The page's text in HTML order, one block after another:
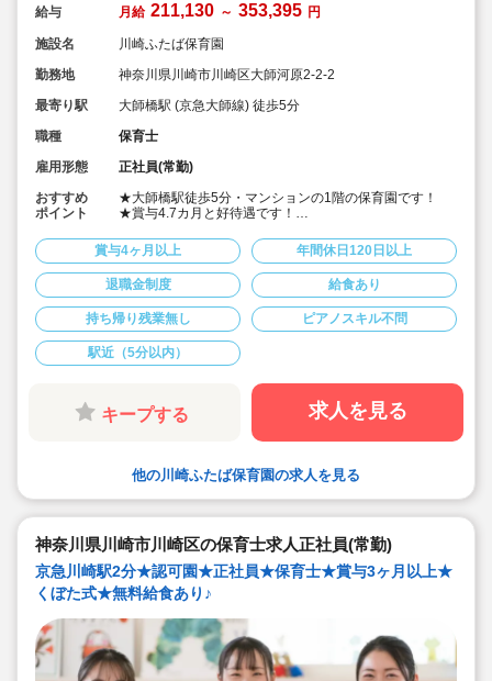
給与 月給 211,130 ～ 353,395 円
施設名
川崎ふたば保育園
勤務地
神奈川県川崎市川崎区大師河原2-2-2
最寄り駅
大師橋駅 (京急大師線) 徒歩5分
職種
保育士
雇用形態
正社員(常勤)
おすすめ
ポイント
★大師橋駅徒歩5分・マンションの1階の保育園です！
★賞与4.7カ月と好待遇です！
★通勤が便利な駅近くのアクセスです。
★宿舎借り上げ制度は川崎市の自治体の規定通りです！
同棲可、名義変更可、名義変更の物件からの交通費も出
ます！
★退職金制度あり※私学共済に加入できます！
★姉妹園の幼稚園と隣接、幼児は一緒に幼稚園で学びま
す！（9～14時）
★明るく楽しく元気に保育に取り組んでくださる方歓迎
です
賞与4ヶ月以上 年間休日120日以上
退職金制度 給食あり
持ち帰り残業無し ピアノスキル不問
駅近（5分以内）
キープする 求人を見る
他の川崎ふたば保育園の求人を見る
神奈川県川崎市川崎区の保育士求人正社員(常勤)
京急川崎駅2分★認可園★正社員★保育士★賞与3ヶ月以上★
くぼた式★無料給食あり♪